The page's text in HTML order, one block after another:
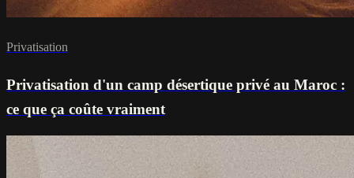
Privatisation
Privatisation d'un camp désertique privé au Maroc :
ce que ça coûte vraiment